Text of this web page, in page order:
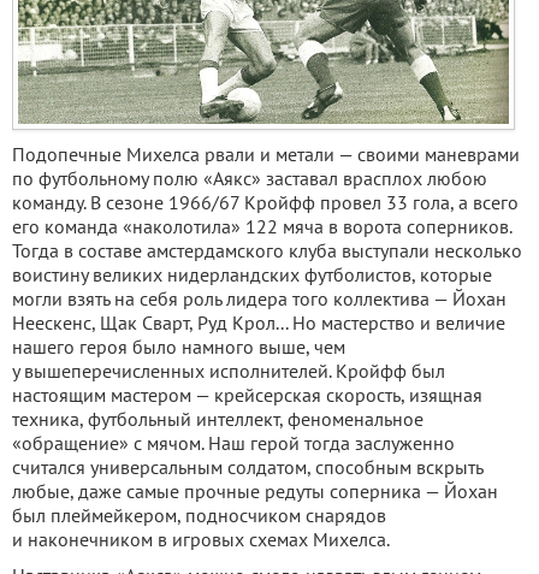
Подопечные Михелса рвали и метали — своими маневрами
по футбольному полю «Аякс» заставал врасплох любою
команду. В сезоне 1966/67 Кройфф провел 33 гола, а всего
его команда «наколотила» 122 мяча в ворота соперников.
Тогда в составе амстердамского клуба выступали несколько
воистину великих нидерландских футболистов, которые
могли взять на себя роль лидера того коллектива — Йохан
Неескенс, Щак Сварт, Руд Крол... Но мастерство и величие
нашего героя было намного выше, чем
у вышеперечисленных исполнителей. Кройфф был
настоящим мастером — крейсерская скорость, изящная
техника, футбольный интеллект, феноменальное
«обращение» с мячом. Наш герой тогда заслуженно
считался универсальным солдатом, способным вскрыть
любые, даже самые прочные редуты соперника — Йохан
был плеймейкером, подносчиком снарядов
и наконечником в игровых схемах Михелса.